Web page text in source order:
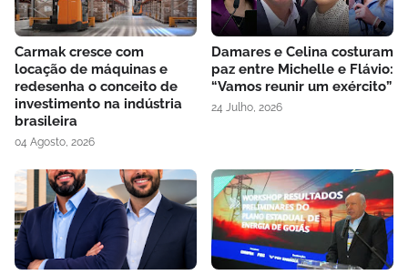
Carmak cresce com
locação de máquinas e
redesenha o conceito de
investimento na indústria
brasileira
04 Agosto, 2026
Damares e Celina costuram
paz entre Michelle e Flávio:
“Vamos reunir um exército”
24 Julho, 2026